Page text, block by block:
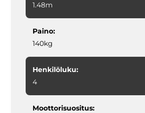
1.48m
Paino:
140kg
Henkilöluku:
4
Moottorisuositus: